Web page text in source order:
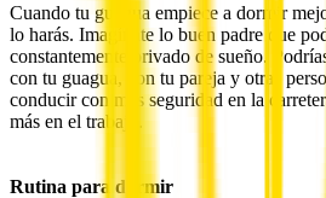
Cuando tu guagua empiece a dormir
lo harás. Imagínate lo buen padre que
constantemente privado de sueño.
con tu guagua, con tu pareja y otras
conducir con más seguridad en la
más en el trabajo.
Rutina para dormir